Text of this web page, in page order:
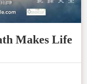
Makes Life